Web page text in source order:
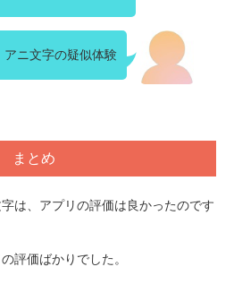
アニ文字の疑似体験
まとめ
は、アプリの評価は良かったのです
評価ばかりでした。